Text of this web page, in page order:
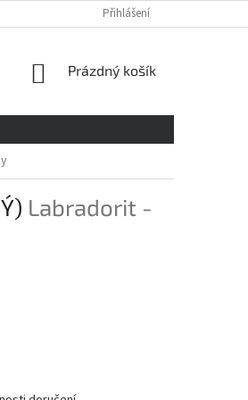
VŠE O NÁKUPU
Přihlášení
NÁKUPNÍ
Prázdný košík
Labradorit -